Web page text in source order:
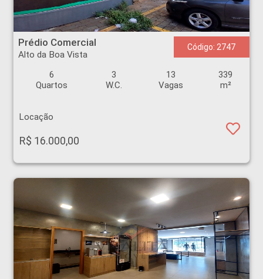
Prédio Comercial - Alto da Boa Vista - Ribeirão Preto
Prédio Comercial
Alto da Boa Vista
Código: 2747
6
Quartos
3
W.C.
13
Vagas
339
m²
Locação
R$ 16.000,00